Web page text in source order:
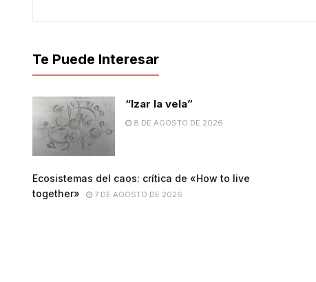
Te Puede Interesar
“Izar la vela”
8 DE AGOSTO DE 2026
Ecosistemas del caos: crítica de «How to live
together»
7 DE AGOSTO DE 2026